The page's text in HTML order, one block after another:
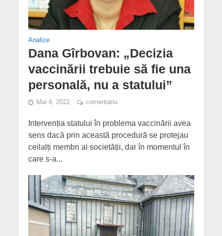
Analize
Dana Gîrbovan: „Decizia
vaccinării trebuie să fie una
personală, nu a statului”
Mai 4, 2022 comentariu
Intervenția statului în problema vaccinării avea
sens dacă prin această procedură se protejau
ceilalți membri ai societății, dar în momentul în
care s-a...